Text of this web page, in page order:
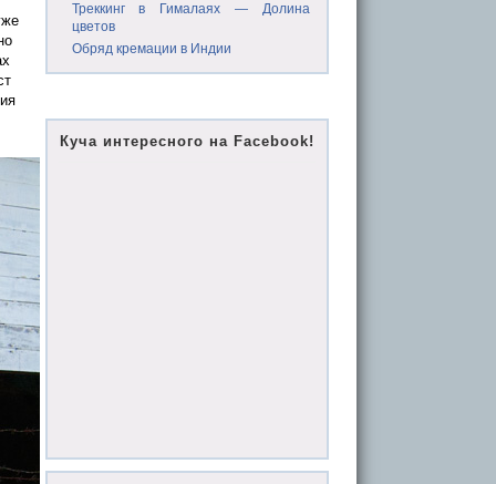
Треккинг в Гималаях — Долина
цветов
Обряд кремации в Индии
Куча интересного на Facebook!